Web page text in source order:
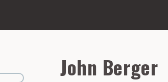
John Berger